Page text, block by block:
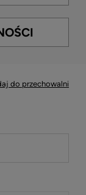
do przechowalni